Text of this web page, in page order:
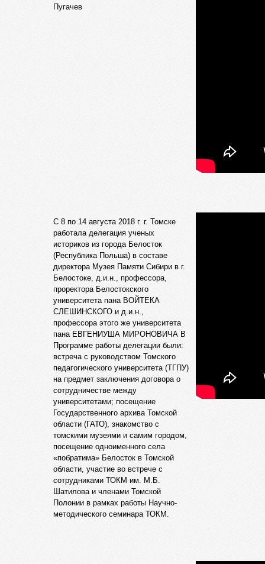
Пугачев
C 8 по 14 августа 2018 г. г. Томске
работала делегация ученых
историков из города Белосток
(Республика Польша) в составе
директора Музея Памяти Сибири в г.
Белостоке, д.и.н., профессора,
проректора Белостокского
университета пана ВОЙТЕКА
СЛЕШИНСКОГО и д.и.н.,
профессора этого же университета
пана ЕВГЕНИУША МИРОНОВИЧА В
Программе работы делегации были:
встреча с руководством Томского
педагогического университета (ТГПУ)
на предмет заключения договора о
сотрудничестве между
университетами; посещение
Государственного архива Томской
области (ГАТО), знакомство с
томскими музеями и самим городом,
посещение одноименного села
«побратима» Белосток в Томской
области, участие во встрече с
сотрудниками ТОКМ им. М.Б.
Шатилова и членами Томской
Полонии в рамках работы Научно-
методического семинара ТОКМ.